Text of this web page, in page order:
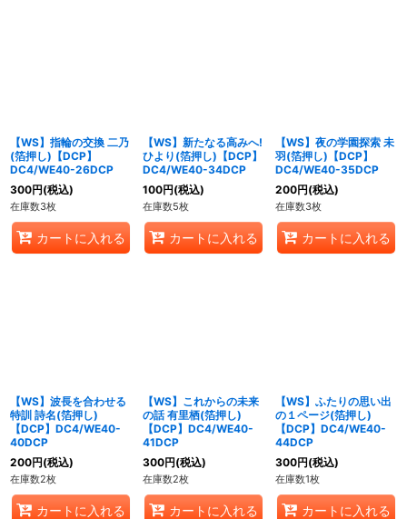
【WS】指輪の交換 二乃
(箔押し)【DCP】
DC4/WE40-26DCP
300円(税込)
在庫数3枚
カートに入れる
【WS】新たなる高みへ!
ひより(箔押し)【DCP】
DC4/WE40-34DCP
100円(税込)
在庫数5枚
カートに入れる
【WS】夜の学園探索 未
羽(箔押し)【DCP】
DC4/WE40-35DCP
200円(税込)
在庫数3枚
カートに入れる
【WS】波長を合わせる
特訓 詩名(箔押し)
【DCP】DC4/WE40-
40DCP
200円(税込)
在庫数2枚
カートに入れる
【WS】これからの未来
の話 有里栖(箔押し)
【DCP】DC4/WE40-
41DCP
300円(税込)
在庫数2枚
カートに入れる
【WS】ふたりの思い出
の１ページ(箔押し)
【DCP】DC4/WE40-
44DCP
300円(税込)
在庫数1枚
カートに入れる